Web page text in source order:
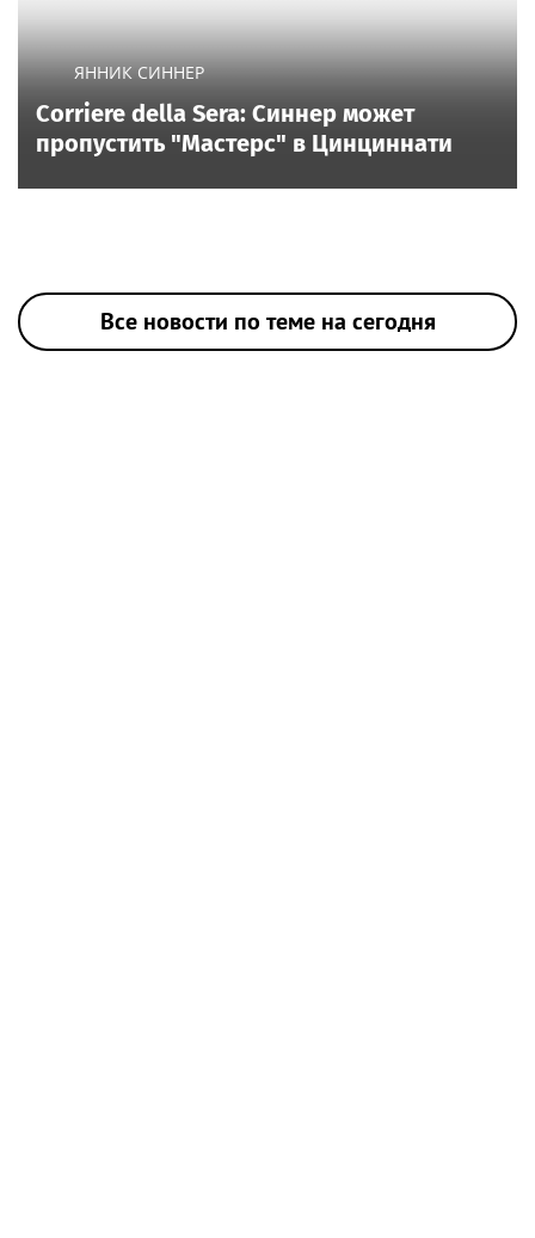
ЯННИК СИННЕР
Corriere della Sera: Синнер может
пропустить "Мастерс" в Цинциннати
Все новости по теме на сегодня